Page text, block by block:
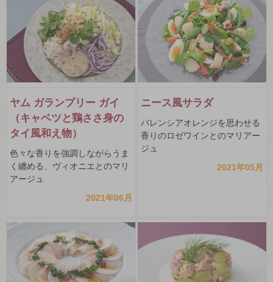
ヤム ガランプリー ガイ
（キャベツと鶏ささ身の
タイ風和え物）
色々な香りを強調しながらうま
く纏める、ヴィオニエとのマリ
アージュ
2021年06月
ニース風サラダ
バレンシアオレンジを思わせる
香りのロゼワインとのマリアー
ジュ
2021年05月